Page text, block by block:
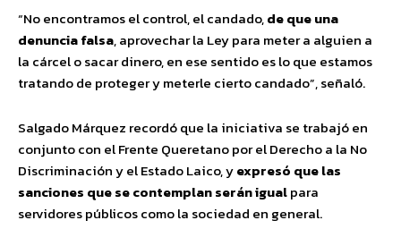
“No encontramos el control, el candado,de que una
denuncia falsa, aprovechar la Ley para meter a alguien a
la cárcel o sacar dinero, en ese sentido es lo que estamos
tratando de proteger y meterle cierto candado”, señaló.
Salgado Márquez recordó que la iniciativa se trabajó en
conjunto con el Frente Queretano por el Derecho a la No
Discriminación y el Estado Laico, yexpresó que las
sanciones que se contemplan serán igualpara
servidores públicos como la sociedad en general.